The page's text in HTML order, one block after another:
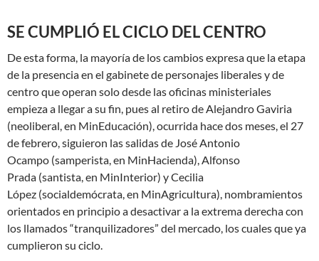
SE CUMPLIÓ EL CICLO DEL CENTRO
De esta forma, la mayoría de los cambios expresa que la etapa
de la presencia en el gabinete de personajes liberales y de
centro que operan solo desde las oficinas ministeriales
empieza a llegar a su fin, pues al retiro de Alejandro Gaviria
(neoliberal, en MinEducación), ocurrida hace dos meses, el 27
de febrero, siguieron las salidas de José Antonio
Ocampo (samperista, en MinHacienda), Alfonso
Prada (santista, en MinInterior) y Cecilia
López (socialdemócrata, en MinAgricultura), nombramientos
orientados en principio a desactivar a la extrema derecha con
los llamados “tranquilizadores” del mercado, los cuales que ya
cumplieron su ciclo.